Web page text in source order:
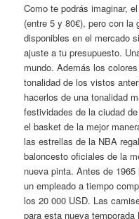
Como te podrás imaginar,
(entre 5 y 80€), pero con la
disponibles en el mercado
ajuste a tu presupuesto.
mundo. Además los
tonalidad de los vistos
hacerlos de una tonalidad
festividades de la ciudad
el basket de la mejor
las estrellas de la NBA
baloncesto oficiales de la
nueva pinta. Antes de
un empleado a tiempo
los 20 000 USD. Las
para esta nueva